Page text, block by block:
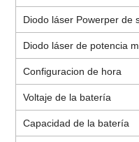
Diodo láser Powerper de
Diodo láser de potencia
Configuracion de hora
Voltaje de la batería
Capacidad de la batería